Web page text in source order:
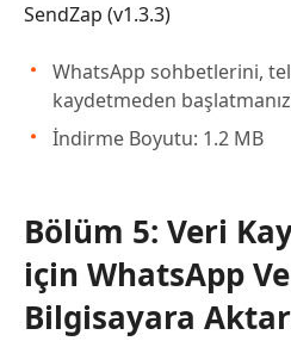
SendZap (v1.3.3)
WhatsApp sohbetlerini,
kaydetmeden
İndirme Boyutu: 1.2 MB
Bölüm 5: Veri
için WhatsApp
Bilgisayara